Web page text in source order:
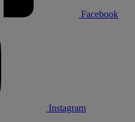
Facebook
Instagram